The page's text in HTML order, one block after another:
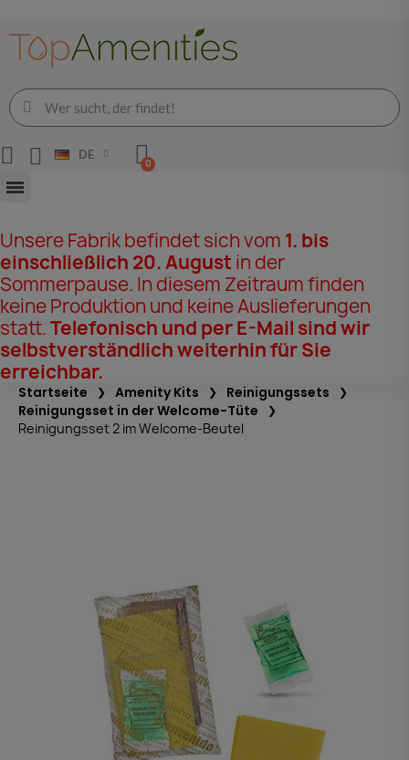
DE
Unsere Fabrik befindet sich vom 1. bis
einschließlich 20. August in der
Sommerpause. In diesem Zeitraum finden
keine Produktion und keine Auslieferungen
statt.Telefonisch und per E-Mail sind wir
selbstverständlich weiterhin für Sie
erreichbar.
Startseite Amenity Kits
Reinigungssets
Reinigungsset in der Welcome-Tüte
Reinigungsset 2 im Welcome-Beutel